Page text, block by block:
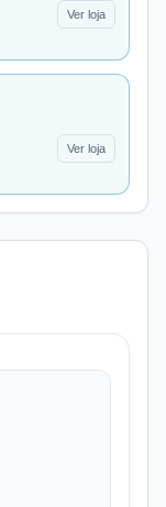
Ver loja
Ver loja